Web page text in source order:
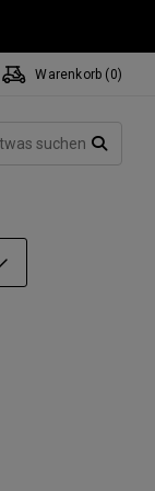
Warenkorb ( 0)